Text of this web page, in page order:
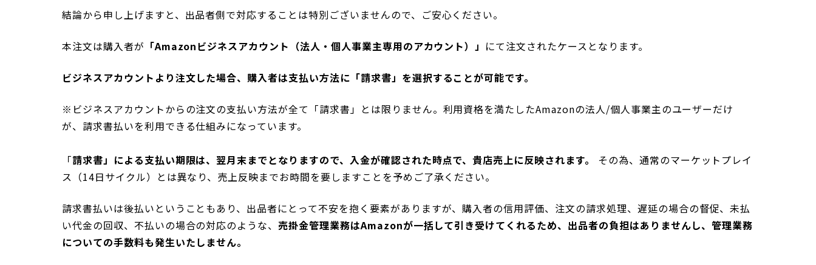
結論から申し上げますと、出品者側で対応することは特別ございませんので、ご安心ください。
本注文は購入者が 「Amazonビジネスアカウント（法人・個人事業主専用のアカウント）」 にて注文されたケースとなります。
ビジネスアカウントより注文した場合、購入者は支払い方法に「請求書」を選択することが可能です。
※ビジネスアカウントからの注文の支払い方法が全て「請求書」とは限りません。利用資格を満たしたAmazonの法人/個人事業主のユーザーだけ
が、請求書払いを利用できる仕組みになっています。
「請求書」による支払い期限は、翌月末までとなりますので、入金が確認された時点で、貴店売上に反映されます。
その為、通常のマーケットプレイ
ス（14日サイクル）とは異なり、売上反映までお時間を要しますことを予めご了承ください。
請求書払いは後払いということもあり、出品者にとって不安を抱く要素がありますが、購入者の信用評価、注文の請求処理、遅延の場合の督促、未払
い代金の回収、不払いの場合の対応のような、売掛金管理業務はAmazonが一括して引き受けてくれるため、出品者の負担はありませんし、管理業務
についての手数料も発生いたしません。